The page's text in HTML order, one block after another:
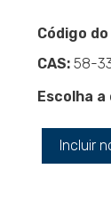
Código
CAS: 58-
Escolha
Incluir